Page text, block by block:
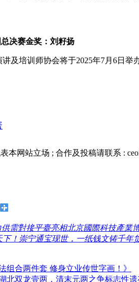
决赛金奖：刘籽扬
培训师协会将于2025年7月6日举
本网站立场 ; 合作及投稿请联系 :
供需對接平臺亮相北京國際科技產
下！崇宁通宝现世，一纸钱文铸千年
组合两件套 修身立业传世字画！》
北双龙壹两，清末元两之争标志性遗